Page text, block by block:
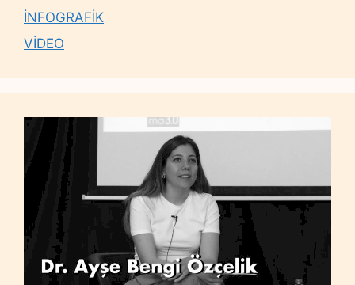
İNFOGRAFİK
VİDEO